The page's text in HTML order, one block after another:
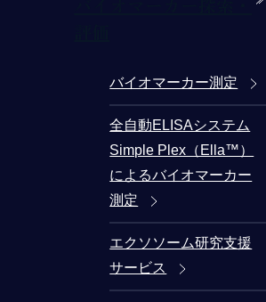
バイオマーカー測定
全自動ELISAシステム
Simple Plex（Ella™）
によるバイオマーカー
測定
エクソソーム研究支援
サービス